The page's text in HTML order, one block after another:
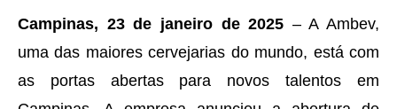
Campinas, 23 de janeiro de 2025 – A Ambev,
uma das maiores cervejarias do mundo, está com
as portas abertas para novos talentos em